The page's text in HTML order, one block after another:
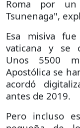
Roma por un
Tsunenaga",
Esa misiva
vaticana y se
Unos 5500
Apostólica se
acordó
antes de 2019.
Pero incluso